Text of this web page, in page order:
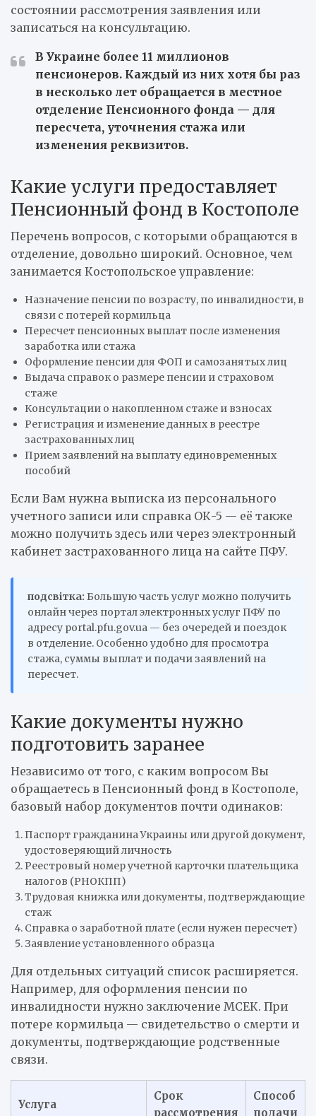
состоянии рассмотрения заявления или
записаться на консультацию.
В Украине более 11 миллионов
пенсионеров. Каждый из них хотя бы раз
в несколько лет обращается в местное
отделение Пенсионного фонда — для
пересчета, уточнения стажа или
изменения реквизитов.
Какие услуги предоставляет
Пенсионный фонд в Костополе
Перечень вопросов, с которыми обращаются в
отделение, довольно широкий. Основное, чем
занимается Костопольское управление:
Назначение пенсии по возрасту, по инвалидности, в
связи с потерей кормильца
Пересчет пенсионных выплат после изменения
заработка или стажа
Оформление пенсии для ФОП и самозанятых лиц
Выдача справок о размере пенсии и страховом
стаже
Консультации о накопленном стаже и взносах
Регистрация и изменение данных в реестре
застрахованных лиц
Прием заявлений на выплату единовременных
пособий
Если Вам нужна выписка из персонального
учетного записи или справка ОК-5 — её также
можно получить здесь или через электронный
кабинет застрахованного лица на сайте ПФУ.
подсвітка: Большую часть услуг можно получить
онлайн через портал электронных услуг ПФУ по
адресу portal.pfu.gov.ua — без очередей и поездок
в отделение. Особенно удобно для просмотра
стажа, суммы выплат и подачи заявлений на
пересчет.
Какие документы нужно
подготовить заранее
Независимо от того, с каким вопросом Вы
обращаетесь в Пенсионный фонд в Костополе,
базовый набор документов почти одинаков:
Паспорт гражданина Украины или другой документ,
удостоверяющий личность
Реестровый номер учетной карточки плательщика
налогов (РНОКПП)
Трудовая книжка или документы, подтверждающие
стаж
Справка о заработной плате (если нужен пересчет)
Заявление установленного образца
Для отдельных ситуаций список расширяется.
Например, для оформления пенсии по
инвалидности нужно заключение МСЕК. При
потере кормильца — свидетельство о смерти и
документы, подтверждающие родственные
связи.
Услуга
Срок
рассмотрения
Способ
подачи